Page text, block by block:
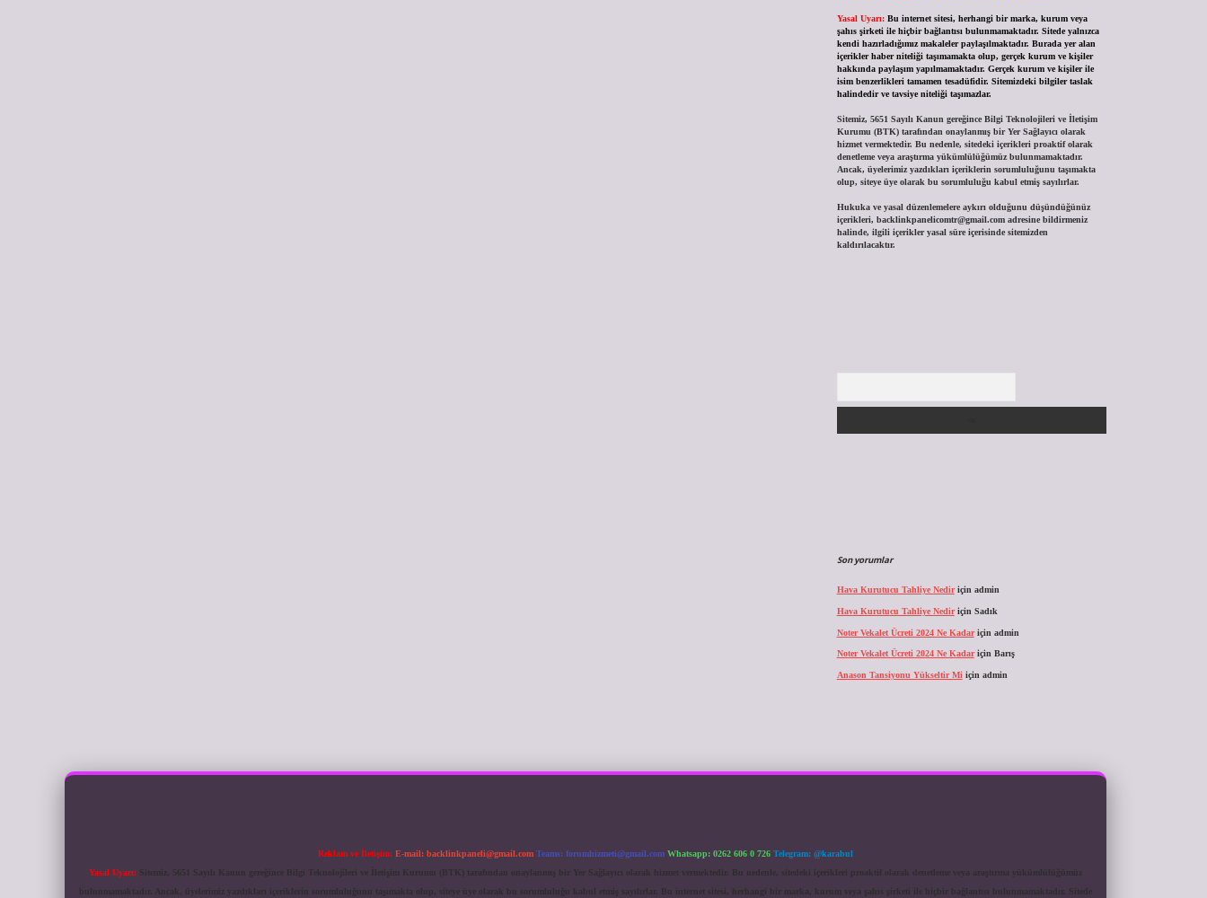
Yasal Uyarı: Bu internet sitesi, herhangi bir marka, kurum veya
şahıs şirketi ile hiçbir bağlantısı bulunmamaktadır. Sitede yalnızca
kendi hazırladığımız makaleler paylaşılmaktadır. Burada yer alan
içerikler haber niteliği taşımamakta olup, gerçek kurum ve kişiler
hakkında paylaşım yapılmamaktadır. Gerçek kurum ve kişiler ile
isim benzerlikleri tamamen tesadüfidir. Sitemizdeki bilgiler taslak
halindedir ve tavsiye niteliği taşımazlar.
Sitemiz, 5651 Sayılı Kanun gereğince Bilgi Teknolojileri ve İletişim
Kurumu (BTK) tarafından onaylanmış bir Yer Sağlayıcı olarak
hizmet vermektedir. Bu nedenle, sitedeki içerikleri proaktif olarak
denetleme veya araştırma yükümlülüğümüz bulunmamaktadır.
Ancak, üyelerimiz yazdıkları içeriklerin sorumluluğunu taşımakta
olup, siteye üye olarak bu sorumluluğu kabul etmiş sayılırlar.
Hukuka ve yasal düzenlemelere aykırı olduğunu düşündüğünüz
içerikleri, backlinkpanelicomtr@gmail.comadresine bildirmeniz
halinde, ilgili içerikler yasal süre içerisinde sitemizden
kaldırılacaktır.
Son yorumlar
Hava Kurutucu Tahliye Nediriçin admin
Hava Kurutucu Tahliye Nediriçin Sadık
Noter Vekalet Ücreti 2024 Ne Kadariçin admin
Noter Vekalet Ücreti 2024 Ne Kadariçin Barış
Anason Tansiyonu Yükseltir Mi için admin
Reklam ve İletişim: E-mail: backlinkpaneli@gmail.com Teams: forumhizmeti@gmail.com Whatsapp: 0262 606 0 726 Telegram: @karabul
Yasal Uyarı: Sitemiz, 5651 Sayılı Kanun gereğince Bilgi Teknolojileri ve İletişim Kurumu (BTK) tarafından onaylanmış bir Yer Sağlayıcı olarak hizmet vermektedir. Bu nedenle, sitedeki içerikleri proaktif olarak denetleme veya araştırma yükümlülüğümüz
bulunmamaktadır. Ancak, üyelerimiz yazdıkları içeriklerin sorumluluğunu taşımakta olup, siteye üye olarak bu sorumluluğu kabul etmiş sayılırlar. Bu internet sitesi, herhangi bir marka, kurum veya şahıs şirketi ile hiçbir bağlantısı bulunmamaktadır. Sitede